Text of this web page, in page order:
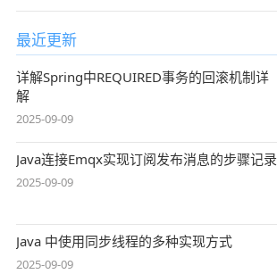
最近更新
详解Spring中REQUIRED事务的回滚机制详
解
2025-09-09
Java连接Emqx实现订阅发布消息的步骤记录
2025-09-09
Java 中使用同步线程的多种实现方式
2025-09-09